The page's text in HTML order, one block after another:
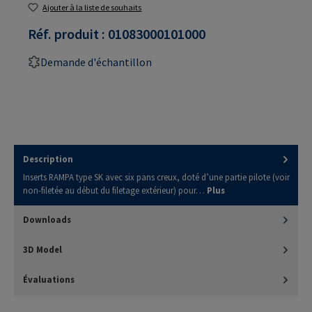
Ajouter à la liste de souhaits
Réf. produit : 01083000101000
Demande d'échantillon
Description
Inserts RAMPA type SK avec six pans creux, doté d’une partie pilote (voir
non-filetée au début du filetage extérieur) pour… Plus
Downloads
3D Model
Évaluations